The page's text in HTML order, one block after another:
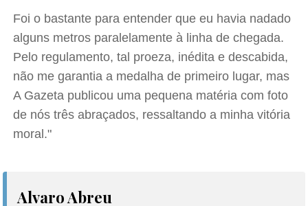
Foi o bastante para entender que eu havia nadado
alguns metros paralelamente à linha de chegada.
Pelo regulamento, tal proeza, inédita e descabida,
não me garantia a medalha de primeiro lugar, mas
A Gazeta publicou uma pequena matéria com foto
de nós três abraçados, ressaltando a minha vitória
moral."
Alvaro Abreu